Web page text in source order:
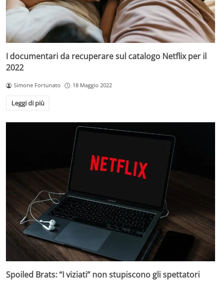
I documentari da recuperare sul catalogo Netflix per il
2022
Simone Fortunato 18 Maggio 2022
Leggi di più
Spoiled Brats: “I viziati” non stupiscono gli spettatori